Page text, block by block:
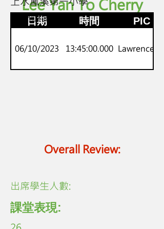
Lee Yan To Cherry
日期 時間 PIC
06/10/2023 13:45:00.000 Lawrence Lo
Overall Review:
神探伽利略
​出席學生人數:
課堂表現: